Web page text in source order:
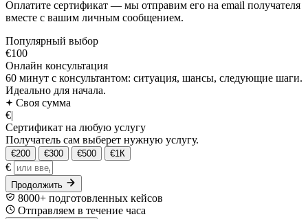
Оплатите сертификат — мы отправим его на email получателя
вместе с вашим личным сообщением.
Популярный выбор
€100
Онлайн консультация
60 минут с консультантом: ситуация, шансы, следующие шаги.
Идеально для начала.
Своя сумма
€|
Сертификат на любую услугу
Получатель сам выберет нужную услугу.
€200 €300 €500 €1К
€
Продолжить
8000+ подготовленных кейсов
Отправляем в течение часа